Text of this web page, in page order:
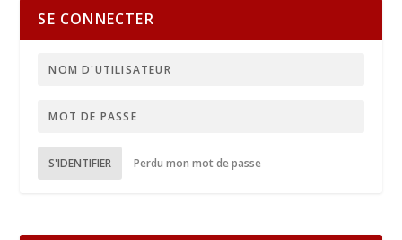
SE CONNECTER
S'IDENTIFIER Perdu mon mot de passe